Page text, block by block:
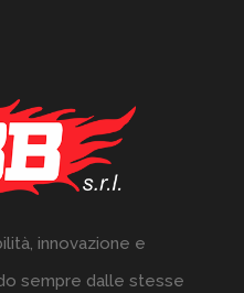
innovazione e
sempre dalle stesse